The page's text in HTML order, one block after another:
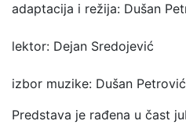
adaptacija i režija: Dušan
lektor: Dejan Sredojević
izbor muzike: Dušan Petrović
Predstava je rađena u čast